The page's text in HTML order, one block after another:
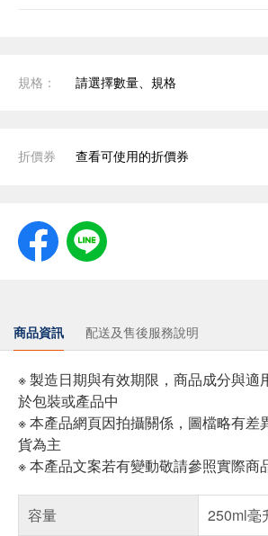
規格： 請選擇數量、規格
折價券 查看可使用的折價券
商品資訊 配送及售後服務說明
※ 製造日期與有效期限，商品成分與適
於包裝或產品中
※ 本產品網頁因拍攝關係，圖檔略有差
貨為主
※ 本產品文案若有變動敬請參照實際商
容量
250ml毫